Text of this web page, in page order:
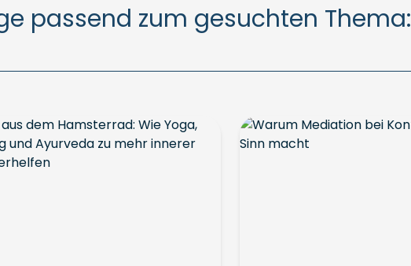
passend zum gesuchten Thema: